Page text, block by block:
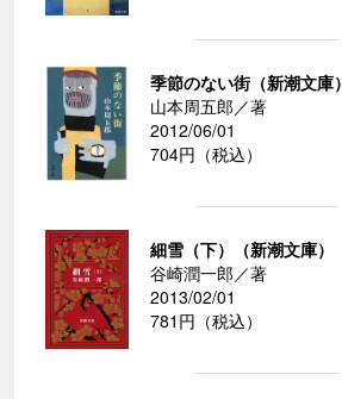
季節のない街（新潮文庫）
山本周五郎／著
2012/06/01
704円（税込）
細雪（下）（新潮文庫）
谷崎潤一郎／著
2013/02/01
781円（税込）